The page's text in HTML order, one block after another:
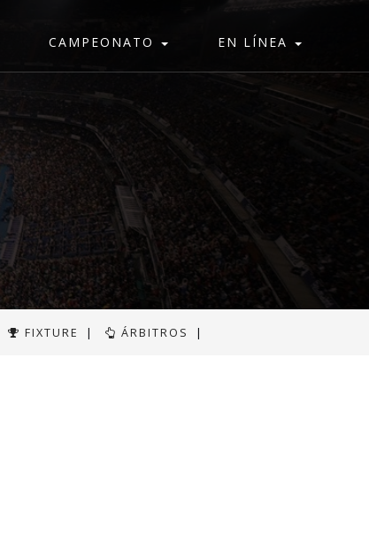
CAMPEONATO EN LÍNEA
FIXTURE | ÁRBITROS |